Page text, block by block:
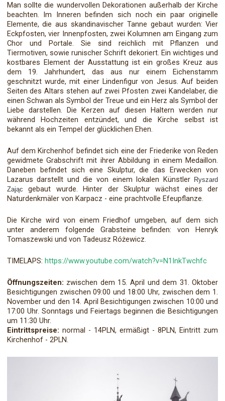
Man sollte die wundervollen Dekorationen außerhalb der Kirche
beachten. Im Inneren befinden sich noch ein paar originelle
Elemente, die aus skandinavischer Tanne gebaut wurden: Vier
Eckpfosten, vier Innenpfosten, zwei Kolumnen am Eingang zum
Chor und Portale. Sie sind reichlich mit Pflanzen und
Tiermotiven, sowie runischer Schrift dekoriert. Ein wichtiges und
kostbares Element der Ausstattung ist ein großes Kreuz aus
dem 19. Jahrhundert, das aus nur einem Eichenstamm
geschnitzt wurde, mit einer Lindenfigur von Jesus. Auf beiden
Seiten des Altars stehen auf zwei Pfosten zwei Kandelaber, die
einen Schwan als Symbol der Treue und ein Herz als Symbol der
Liebe darstellen. Die Kerzen auf diesen Haltern werden nur
während Hochzeiten entzündet, und die Kirche selbst ist
bekannt als ein Tempel der glücklichen Ehen.
Auf dem Kirchenhof befindet sich eine der Friederike von Reden
gewidmete Grabschrift mit ihrer Abbildung in einem Medaillon.
Daneben befindet sich eine Skulptur, die das Erwecken von
Lazarus darstellt und die von einem lokalen Künstler Ryszard
Zającgebaut wurde. Hinter der Skulptur wächst eines der
Naturdenkmäler von Karpacz - eine prachtvolle Efeupflanze.
Die Kirche wird von einem Friedhof umgeben, auf dem sich
unter anderem folgende Grabsteine befinden: von Henryk
Tomaszewski und von Tadeusz Różewicz.
TIMELAPS: https://www.youtube.com/watch?v=N1InkTwchfc
Öffnungszeiten: zwischen dem 15. April und dem 31. Oktober
Besichtigungen zwischen 09:00 und 18:00 Uhr, zwischen dem 1.
November und den 14. April Besichtigungen zwischen 10:00 und
17:00 Uhr. Sonntags und Feiertags beginnen die Besichtigungen
um 11:30 Uhr.
Eintrittspreise: normal - 14PLN, ermäßigt - 8PLN, Eintritt zum
Kirchenhof - 2PLN.